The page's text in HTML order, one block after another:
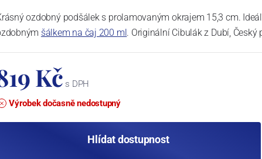
ozdobný podšálek s prolamovaným okrajem 15,3 cm.
šálkem na čaj 200 ml. Originální Cibulák z Dubí, Český
Kč s DPH
Výrobek dočasně nedostupný
Hlídat dostupnost